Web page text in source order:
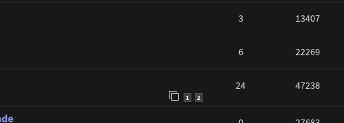
3 13407
6 22269
1 2
24 47238